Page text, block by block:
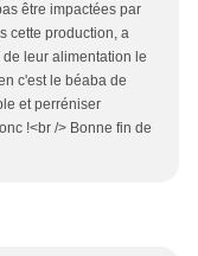
être impactées par
cette production, a
leur alimentation le
c'est le béaba de
et perréniser
!<br /> Bonne fin de